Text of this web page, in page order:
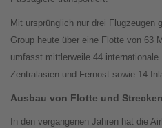
Mit ursprünglich nur drei Flugzeugen
Group heute über eine Flotte von 63
umfasst mittlerweile 44
Zentralasien und Fernost sowie 14
Ausbau von Flotte und
In den vergangenen Jahren hat die